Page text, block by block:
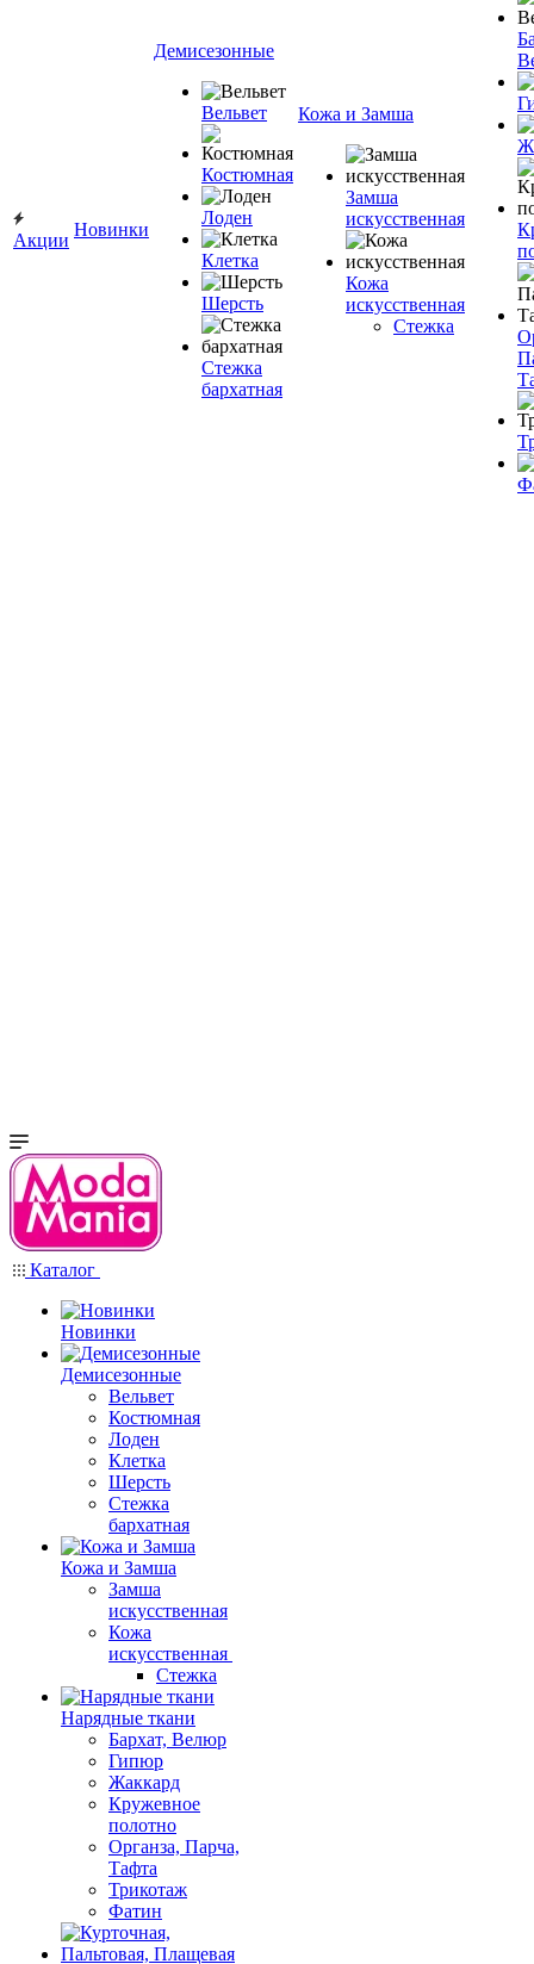
Акции
Новинки
Демисезонные
Вельвет
Костюмная
Лоден
Клетка
Шерсть
Стежка
бархатная
Кожа и Замша
Замша
искусственная
Кожа
искусственная
Стежка
Каталог
Новинки
Демисезонные
Вельвет
Костюмная
Лоден
Клетка
Шерсть
Стежка
бархатная
Кожа и Замша
Замша
искусственная
Кожа
искусственная
Стежка
Нарядные ткани
Бархат, Велюр
Гипюр
Жаккард
Кружевное
полотно
Органза, Парча,
Тафта
Трикотаж
Фатин